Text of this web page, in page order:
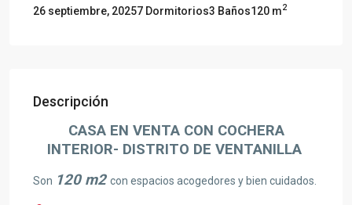
26 septiembre, 20257 Dormitorios3 Baños120 m2
Descripción
CASA EN VENTA CON COCHERA
INTERIOR- DISTRITO DE VENTANILLA
Son 120 m2 con espacios acogedores y bien cuidados.